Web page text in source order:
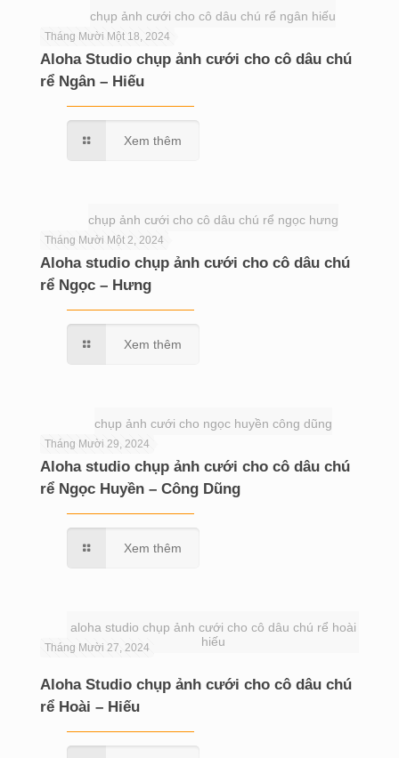
chụp ảnh cưới cho cô dâu chú rể ngân hiếu
Tháng Mười Một 18, 2024
Aloha Studio chụp ảnh cưới cho cô dâu chú
rể Ngân – Hiếu
Xem thêm
chụp ảnh cưới cho cô dâu chú rể ngọc hưng
Tháng Mười Một 2, 2024
Aloha studio chụp ảnh cưới cho cô dâu chú
rể Ngọc – Hưng
Xem thêm
chụp ảnh cưới cho ngọc huyền công dũng
Tháng Mười 29, 2024
Aloha studio chụp ảnh cưới cho cô dâu chú
rể Ngọc Huyền – Công Dũng
Xem thêm
aloha studio chụp ảnh cưới cho cô dâu chú rể hoài
hiếu
Tháng Mười 27, 2024
Aloha Studio chụp ảnh cưới cho cô dâu chú
rể Hoài – Hiếu